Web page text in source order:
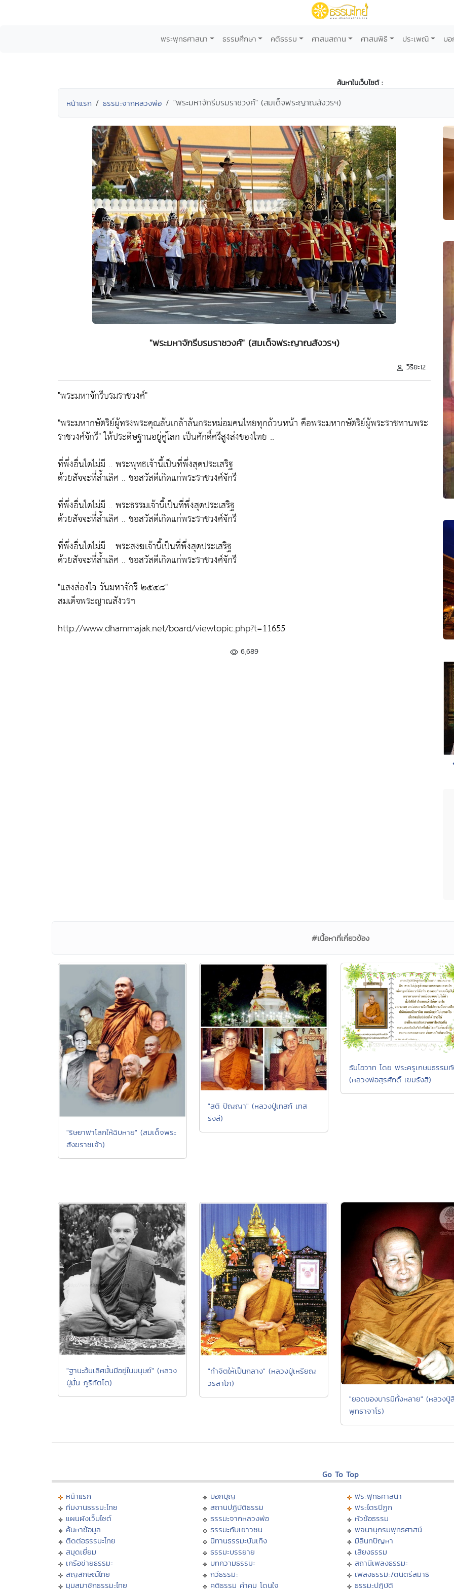
พระพุทธศาสนา ธรรมศึกษา คติธรรม ศาสนสถาน ศาสนพิธี ประเพณี บ
ค้นหาในเว็บไซต์ :
หน้าแรก ธรรมะจากหลวงพ่อ "พระมหาจักรีบรมราชวงศ์" (สมเด็จพระญาณสังวรฯ)
"พระมหาจักรีบรมราชวงศ์" (สมเด็จพระญาณสังวรฯ)
วิริยะ12
"พระมหาจักรีบรมราชวงศ์"
"พระมหากษัตริย์ผู้ทรงพระคุณล้นเกล้าล้นกระหม่อมคนไทยทุกถ้วนหน้า คือพระมหากษัตริย์ผู้พระราชทานพระ
ราชวงศ์จักรี"ให้ประดิษฐานอยู่คู่โลก เป็นศักดิ์ศรีสูงส่งของไทย ..
ที่พึ่งอื่นใดไม่มี .. พระพุทธเจ้านี้เป็นที่พึ่งสุดประเสริฐ
ด้วยสัจจะที่ล้ำเลิศ .. ขอสวัสดีเกิดแก่พระราชวงศ์จักรี
ที่พึ่งอื่นใดไม่มี .. พระธรรมเจ้านี้เป็นที่พึ่งสุดประเสริฐ
ด้วยสัจจะที่ล้ำเลิศ .. ขอสวัสดีเกิดแก่พระราชวงศ์จักรี
ที่พึ่งอื่นใดไม่มี .. พระสงฆเจ้านี้เป็นที่พึ่งสุดประเสริฐ
ด้วยสัจจะที่ล้ำเลิศ .. ขอสวัสดีเกิดแก่พระราชวงศ์จักรี
"แสงส่องใจ วันมหาจักรี ๒๕๔๘"
สมเด็จพระญาณสังวรฯ
http://www.dhammajak.net/board/viewtopic.php?t=11655
6,689
#เนื้อหาที่เกี่ยวข้อง
"ริษยาพาโลกให้ฉิบหาย" (สมเด็จพระ
สังฆราชเจ้า)
"สติ ปัญญา" (หลวงปู่เทสก์ เทส
รังสี)
ธัมโอวาท โดย พระครูเกษมธรรม
(หลวงพ่อสุรศักดิ์ เขมรังสี)
"ฐานะอ้นเลิศนั้นมีอยู่ในมนุษย์" (หลวง
ปู่มั่น ภูริทัตโต)
"ทำจิตให้เป็นกลาง" (หลวงปู่เหรียญ
วรลาโภ)
"ยอดของบารมีทั้งหลาย" (หลวงปู่
พุทธาจาโร)
Go To Top
หน้าแรก
ทีมงานธรรมะไทย
แผนผังเว็บไซต์
ค้นหาข้อมูล
ติดต่อธรรมะไทย
สมุดเยี่ยม
เครือข่ายธรรมะ
สัญลักษณ์ไทย
มุมสมาชิกธรรมะไทย
บอกบุญ
สถานปฏิบัติธรรม
ธรรมะจากหลวงพ่อ
ธรรมะกับเยาวชน
นิทานธรรมะบันเทิง
ธรรมะบรรยาย
บทความธรรมะ
กวีธรรมะ
คติธรรม คำคม โดนใจ
พระพุทธศาสนา
พระไตรปิฏก
หัวข้อธรรม
พจนานุกรมพุทธศาสน์
มิลินทปัญหา
เสียงธรรม
สถานีเพลงธรรมะ
เพลงธรรมะ/ดนตรีสมาธิ
ธรรมะปฏิบัติ